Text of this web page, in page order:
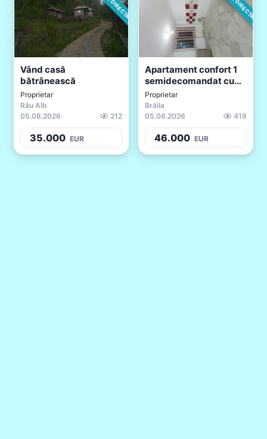
Vând casă
bătrânească
Proprietar
Râu Alb
05.08.2026
212
35.000 EUR
Apartament confort 1
semidecomandat cu
2...
Proprietar
Brăila
05.08.2026
419
46.000 EUR